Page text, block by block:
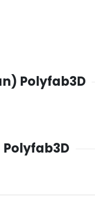
Polyfab3D